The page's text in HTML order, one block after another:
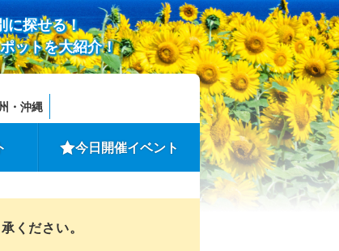
に探せる！
ットを大紹介！
・沖縄
今日開催イベント
ください。